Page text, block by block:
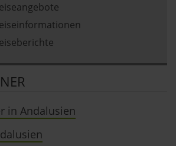
in Andalusien